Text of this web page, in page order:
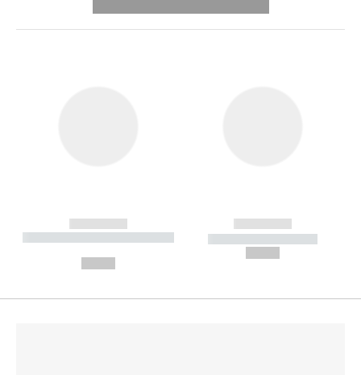
------------
----------- ----------- --------
------------
----------- -----------